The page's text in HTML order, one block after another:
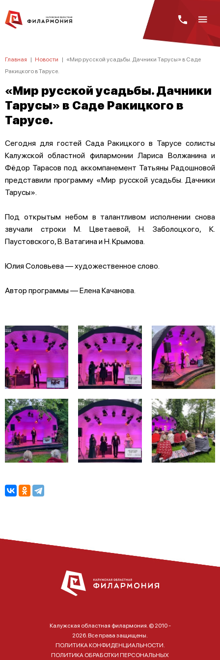
Главная | Новости | «Мир русской усадьбы. Дачники Тарусы» в Саде
Ракицкого в Тарусе.
«Мир русской усадьбы. Дачники
Тарусы» в Саде Ракицкого в
Тарусе.
Сегодня для гостей Сада Ракицкого в Тарусе солисты
Калужской областной филармонии Лариса Волжанина и
Фёдор Тарасов под аккомпанемент Татьяны Радошновой
представили программу «Мир русской усадьбы. Дачники
Тарусы».
Под открытым небом в талантливом исполнении снова
звучали строки М. Цветаевой, Н. Заболоцкого, К.
Паустовского, В. Ватагина и Н. Крымова.
Юлия Соловьева — художественное слово.
Автор программы — Елена Качанова.
Калужская областная филармония. © 2010 -
2026. Все права защищены.
ПОЛИТИКА КОНФИДЕНЦИАЛЬНОСТИ.
ПОЛИТИКА ОБРАБОТКИ ПЕРСОНАЛЬНЫХ